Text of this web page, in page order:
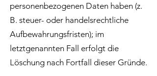
personenbezogenen Daten haben (z.
B. steuer- oder handelsrechtliche
Aufbewahrungsfristen); im
letztgenannten Fall erfolgt die
Löschung nach Fortfall dieser Gründe.